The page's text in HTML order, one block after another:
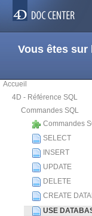
Vous êtes
Accueil
4D - Référence SQL
Commandes SQL
Commandes
SELECT
INSERT
UPDATE
DELETE
CREATE
USE